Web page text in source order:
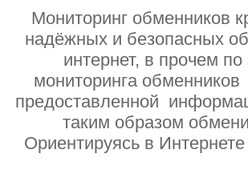
Мониторинг обменников
надёжных и безопасных
интернет, в прочем
мониторинга
предоставленной
таким образом
Ориентируясь в